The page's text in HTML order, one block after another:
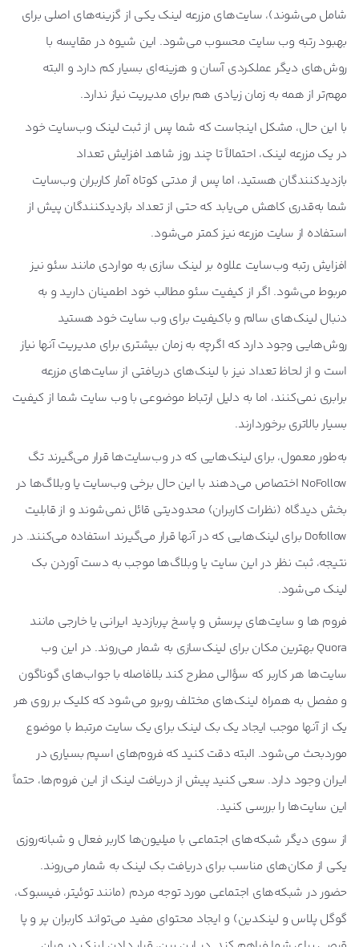
شامل می‌شوند)، سایت‌های مزرعه لینک یکی از گزینه‌های اصلی برای
بهبود رتبه وب سایت محسوب می‌شود. این شیوه در مقایسه با
روش‌های دیگر عملکردی آسان و هزینه‌ای بسیار کم دارد و البته
مهم‌تر از همه به زمان زیادی هم برای مدیریت نیاز ندارد.
با این حال، مشکل اینجاست که شما پس از ثبت لینک وب‌سایت خود
در یک مزرعه لینک، احتمالاً تا چند روز شاهد افزایش تعداد
بازدیدکنندگان هستید، اما پس از مدتی کوتاه آمار کاربران وب‌سایت
شما به‌قدری کاهش می‌یابد که حتی از تعداد بازدیدکنندگان پیش از
استفاده از سایت مزرعه نیز کمتر می‌شود.
افزایش رتبه وب‌سایت علاوه بر لینک سازی به مواردی مانند سئو نیز
مربوط می‌شود. اگر از کیفیت سئو مطالب خود اطمینان دارید و به
دنبال لینک‌های سالم و باکیفیت برای وب سایت خود هستید
روش‌هایی وجود دارد که اگرچه به زمان بیشتری برای مدیریت آنها نیاز
است و از لحاظ تعداد نیز با لینک‌های دریافتی از سایت‌های مزرعه
برابری نمی‌کنند، اما به دلیل ارتباط موضوعی با وب سایت شما از کیفیت
بسیار بالاتری برخوردارند.
به‌طور معمول، برای لینک‌هایی که در وب‌سایت‌ها قرار می‌گیرند تگ
NoFollow اختصاص می‌دهند با این حال برخی وب‌سایت یا وبلاگ‌ها در
بخش دیدگاه (نظرات کاربران) محدودیتی قائل نمی‌شوند و از قابلیت
Dofollow برای لینک‌هایی که در آنها قرار می‌گیرند استفاده می‌کنند. در
نتیجه، ثبت نظر در این سایت یا وبلاگ‌ها موجب به دست آوردن بک
لینک می‌شود.
فروم ها و سایت‌های پرسش و پاسخ پربازدید ایرانی یا خارجی مانند
Quora بهترین مکان برای لینک‌سازی به شمار می‌روند. در این وب
سایت‌ها هر کاربر که سؤالی مطرح کند بلافاصله با جواب‌های گوناگون
و مفصل به همراه لینک‌های مختلف روبرو می‌شود که کلیک بر روی هر
یک از آنها موجب ایجاد یک بک لینک برای یک سایت مرتبط با موضوع
موردبحث می‌شود. البته دقت کنید که فروم‌های اسپم بسیاری در
ایران وجود دارد. سعی کنید پیش از دریافت لینک از این فروم‌ها، حتماً
این سایت‌ها را بررسی کنید.
از سوی دیگر شبکه‌های اجتماعی با میلیون‌ها کاربر فعال و شبانه‌روزی
یکی از مکان‌های مناسب برای دریافت بک لینک به شمار می‌روند.
حضور در شبکه‌های اجتماعی مورد توجه مردم (مانند توئیتر، فیسبوک،
گوگل پلاس و لینکدین) و ایجاد محتوای مفید می‌تواند کاربران پر و پا